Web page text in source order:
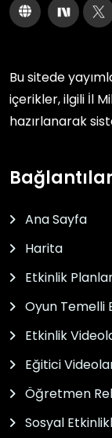
Bu sitede
içerikler, ilgili İl
hazırlanarak
Bağlantılar
Ana Sayfa
Harita
Etkinlik
Oyun Temelli
Etkinlik
Eğitici
Öğretmen
Sosyal